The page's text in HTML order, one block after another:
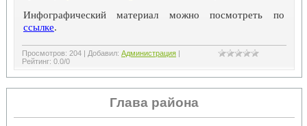
Инфографический материал можно посмотреть по
ссылке.
Просмотров: 204| Добавил: Администрация |
Рейтинг: 0.0/0
Глава района